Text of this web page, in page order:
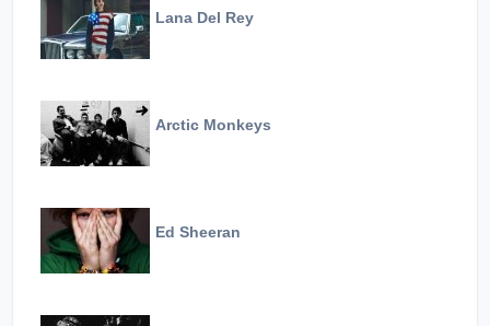
Lana Del Rey
Arctic Monkeys
Ed Sheeran